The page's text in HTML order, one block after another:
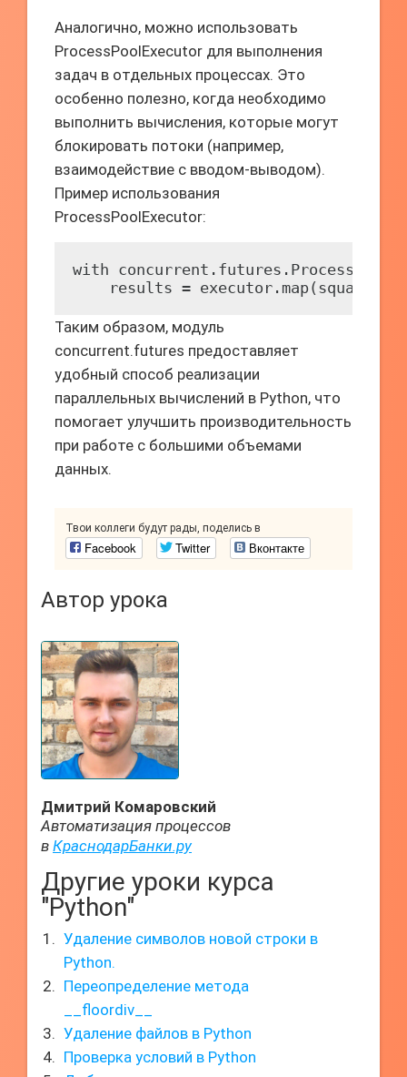
Аналогично, можно использовать
ProcessPoolExecutor для выполнения
задач в отдельных процессах. Это
особенно полезно, когда необходимо
выполнить вычисления, которые могут
блокировать потоки (например,
взаимодействие с вводом-выводом).
Пример использования
ProcessPoolExecutor:
with
results = executor.map(square,
Таким образом, модуль
concurrent.futures предоставляет
удобный способ реализации
параллельных вычислений в Python, что
помогает улучшить производительность
при работе с большими объемами
данных.
Твои коллеги будут рады, поделись в
Facebook Twitter Вконтакте
Автор урока
Дмитрий Комаровский
Автоматизация процессов
в КраснодарБанки.ру
Другие уроки курса
"Python"
Удаление символов новой строки в
Python.
Переопределение метода
__floordiv__
Удаление файлов в Python
Проверка условий в Python